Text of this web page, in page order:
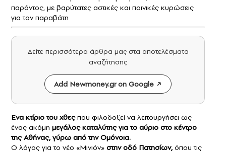
παρόντος, με βαρύτατες αστικές και ποινικές κυρώσεις
για τον παραβάτη
Δείτε περισσότερα άρθρα μας στα αποτελέσματα
αναζήτησης
Add Newmoney.gr on Google
Ενα κτίριο του χθεςπου φιλοδοξεί να λειτουργήσει ως
ένας ακόμη μεγάλος καταλύτης για το αύριο στο κέντρο
της Αθήνας, γύρω από την Ομόνοια.
Ο λόγος για το νέο «Μινιόν» στην οδό Πατησίων,όπου τις